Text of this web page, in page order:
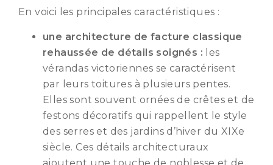
En voici les principales caractéristiques :
une architecture d e facture classique
rehaussée de détails soignés : les
vérandas victoriennes se caractérisent
par leurs toitures à plusieurs pentes.
Elles sont souvent ornées de crêtes et de
festons décoratifs qui rappellent le style
des serres et des jardins d’hiver du XIXe
siècle. Ces détails architecturaux